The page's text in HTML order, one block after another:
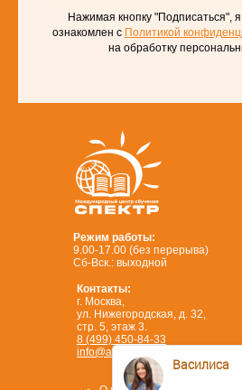
Нажимая кнопку "Подписаться",
ознакомлен с Политикой
на обработку
Режим работы:
9.00-17.00 (без перерыва)
Сб-Вск.: выходной
Контакты:
г. Москва,
ул. Нижегородская, д. 32,
стр. 5, этаж 3.
8 (499) 450-84-33
info@ano-spektr.ru
Василиса